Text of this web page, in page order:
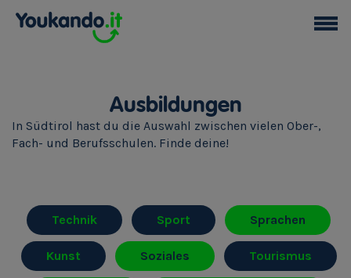
Ausbildungen
In Südtirol hast du die Auswahl zwischen vielen Ober-,
Fach- und Berufsschulen. Finde deine!
Technik Sport Sprachen
Kunst Soziales Tourismus